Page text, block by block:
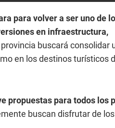
para volver a ser uno de
en infraestructura,
buscará consolidar
en los destinos turísticos
propuestas para todos los
buscan disfrutar de los